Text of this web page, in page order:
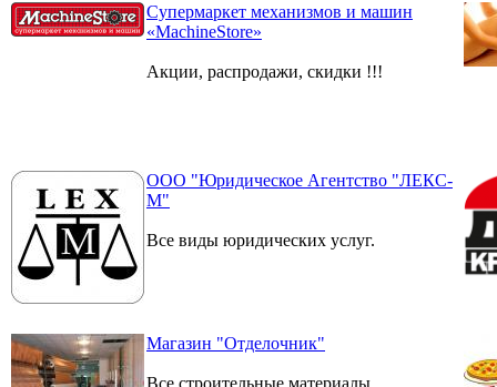
Супермаркет механизмов и машин
«MachineStore»
Акции, распродажи, скидки !!!
ООО "Юридическое Агентство "ЛЕКС-
М"
Все виды юридических услуг.
Магазин "Отделочник"
Все строительные материалы,